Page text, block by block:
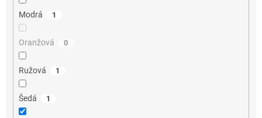
Modrá 1
Oranžová 0
Ružová 1
Šedá 1